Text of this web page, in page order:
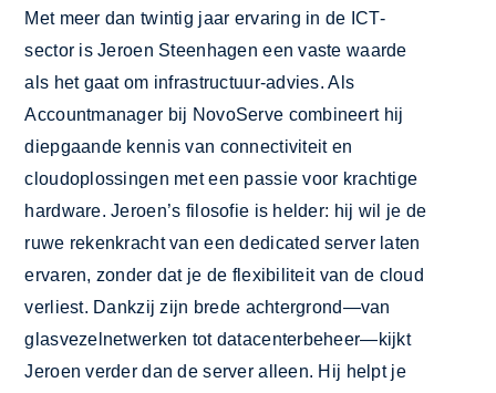
Met meer dan twintig jaar ervaring in de ICT-
sector is Jeroen Steenhagen een vaste waarde
als het gaat om infrastructuur-advies. Als
Accountmanager bij NovoServe combineert hij
diepgaande kennis van connectiviteit en
cloudoplossingen met een passie voor krachtige
hardware. Jeroen’s filosofie is helder: hij wil je de
ruwe rekenkracht van een dedicated server laten
ervaren, zonder dat je de flexibiliteit van de cloud
verliest. Dankzij zijn brede achtergrond—van
glasvezelnetwerken tot datacenterbeheer—kijkt
Jeroen verder dan de server alleen. Hij helpt je